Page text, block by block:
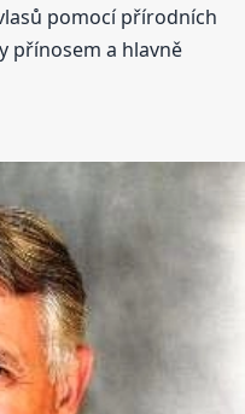
pomocí přírodních
přínosem a hlavně